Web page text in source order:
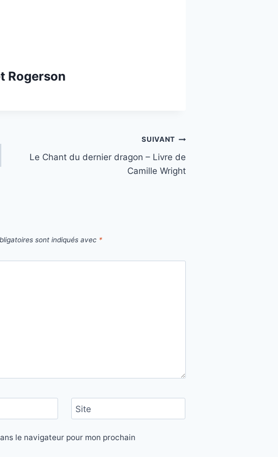
Rogerson
SUIVANT
Le Chant du dernier dragon – Livre de
Camille Wright
sont indiqués avec *
Site
le navigateur pour mon prochain